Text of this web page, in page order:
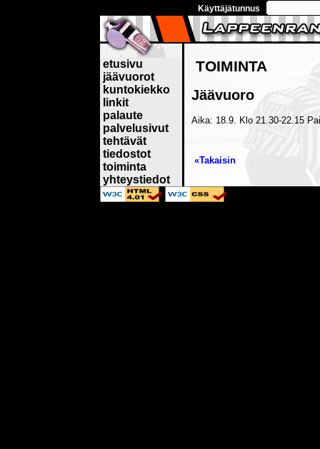
Käyttäjätunnus
etusivu
jäävuorot
kuntokiekko
linkit
palaute
palvelusivut
tehtävät
tiedostot
toiminta
yhteystiedot
TOIMINTA
Jäävuoro
Aika: 18.9. Klo 21.30-22.15
«Takaisin